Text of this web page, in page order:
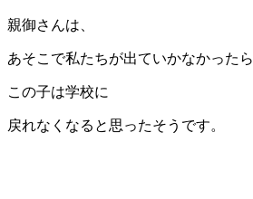
親御さんは、
あそこで私たちが出ていかなかったら
この子は学校に
戻れなくなると思ったそうです。